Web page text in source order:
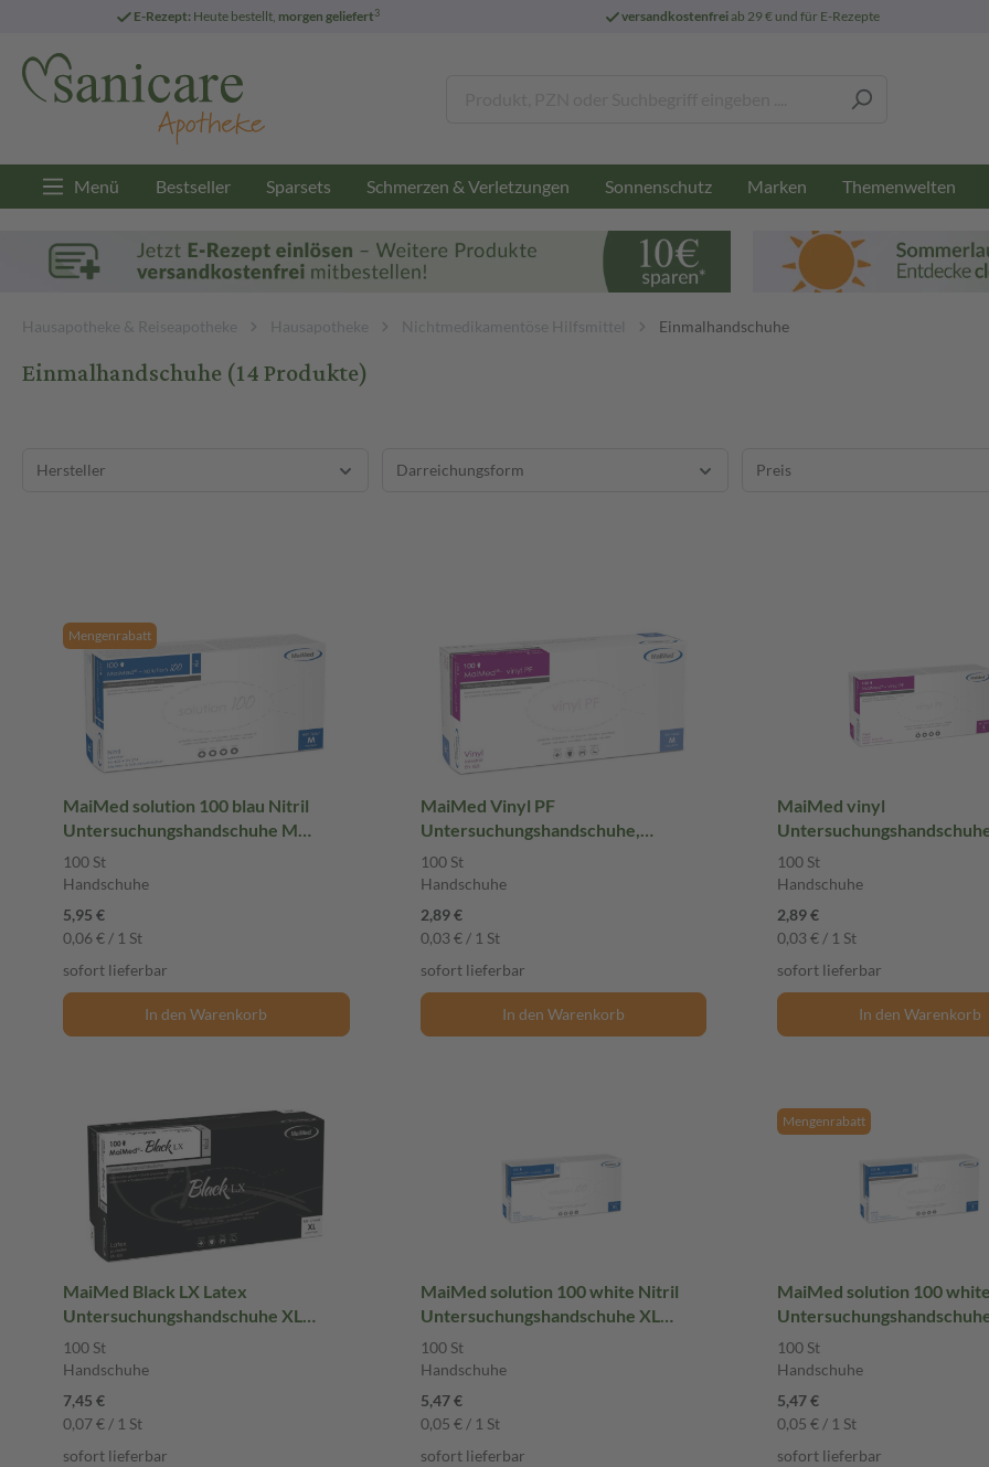
E-Rezept: Heute bestellt, morgen geliefert3 versandkostenfreiab 29 € und für E-Rezepte
Menü Bestseller Sparsets Schmerzen & Verletzungen Sonnenschutz Marken Themenwelten
Hausapotheke & Reiseapotheke Hausapotheke Nichtmedikamentöse Hilfsmittel Einmalhandschuhe
Einmalhandschuhe(14 Produkte)
Hersteller Darreichungsform Preis
Mengenrabatt
MaiMed solution 100 blau Nitril
Untersuchungshandschuhe M
ungepudert 100 St Handschuhe
100 St
Handschuhe
5,95 €
0,06 € / 1 St
sofort lieferbar
In den Warenkorb
MaiMed Vinyl PF
Untersuchungshandschuhe,
unsteril, Größe M 100 St
Handschuhe
100 St
Handschuhe
2,89 €
0,03 € / 1 St
sofort lieferbar
In den Warenkorb
MaiMed vinyl
Größe L 100 St Handschuhe
100 St
Handschuhe
2,89 €
0,03 € / 1 St
sofort lieferbar
In den Warenkorb
MaiMed Black LX Latex
Untersuchungshandschuhe XL
ungepudert 100 St Handschuhe
100 St
Handschuhe
7,45 €
0,07 € / 1 St
sofort lieferbar
MaiMed solution 100 white Nitril
Untersuchungshandschuhe XL
ungepudert 100 St Handschuhe
100 St
Handschuhe
5,47 €
0,05 € / 1 St
sofort lieferbar
Mengenrabatt
MaiMed solution 100
ungepudert 100 St
100 St
Handschuhe
5,47 €
0,05 € / 1 St
sofort lieferbar